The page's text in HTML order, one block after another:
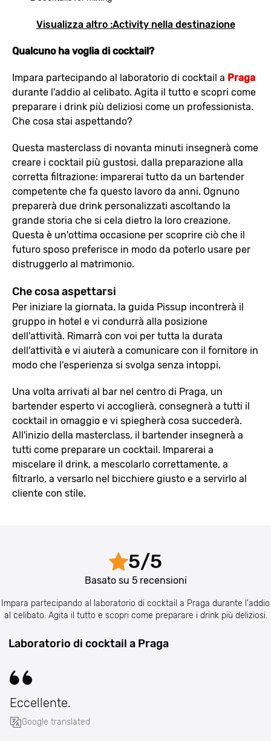
Visualizza altro :Activity nella destinazione
Qualcuno ha voglia di cocktail?
Impara partecipando al laboratorio di cocktail a Praga
durante l'addio al celibato. Agita il tutto e scopri come
preparare i drink più deliziosi come un professionista.
Che cosa stai aspettando?
Questa masterclass di novanta minuti insegnerà come
creare i cocktail più gustosi, dalla preparazione alla
corretta filtrazione: imparerai tutto da un bartender
competente che fa questo lavoro da anni. Ognuno
preparerà due drink personalizzati ascoltando la
grande storia che si cela dietro la loro creazione.
Questa è un'ottima occasione per scoprire ciò che il
futuro sposo preferisce in modo da poterlo usare per
distruggerlo al matrimonio.
Che cosa aspettarsi
Per iniziare la giornata, la guida Pissup incontrerà il
gruppo in hotel e vi condurrà alla posizione
dell'attività. Rimarrà con voi per tutta la durata
dell'attività e vi aiuterà a comunicare con il fornitore in
modo che l'esperienza si svolga senza intoppi.
Una volta arrivati al bar nel centro di Praga, un
bartender esperto vi accoglierà, consegnerà a tutti il
cocktail in omaggio e vi spiegherà cosa succederà.
All'inizio della masterclass, il bartender insegnerà a
tutti come preparare un cocktail. Imparerai a
miscelare il drink, a mescolarlo correttamente, a
filtrarlo, a versarlo nel bicchiere giusto e a servirlo al
cliente con stile.
5/5
Basato su 5recensioni
Impara partecipando al laboratorio di cocktail a Praga durante l'addio
al celibato. Agita il tutto e scopri come preparare i drink più deliziosi.
Laboratorio di cocktail a Praga
Eccellente.
Google translated